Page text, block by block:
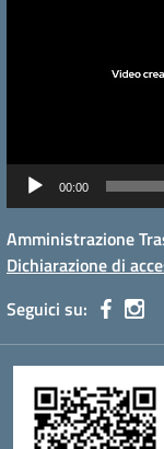
00:00
Amministrazione
Dichiarazione di
Seguici su: